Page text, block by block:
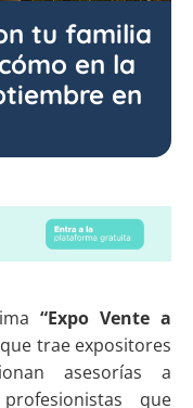
tu familia
en la
en
“Expo Vente a
trae expositores
asesorías a
que